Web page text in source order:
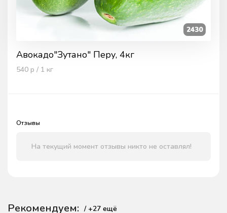
Авокадо"Зутано" Перу, 4кг
540 р / 1 кг
2430
Отзывы
На текущий момент отзывы никто не оставлял!
Рекомендуем: / +27 ещё